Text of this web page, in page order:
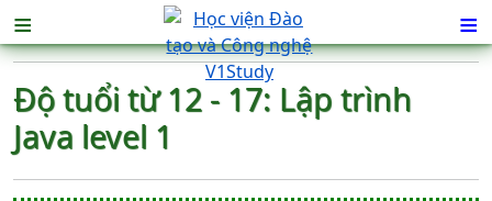
≡ ≡
Độ tuổi từ 12 - 17: Lập trình
Java level 1